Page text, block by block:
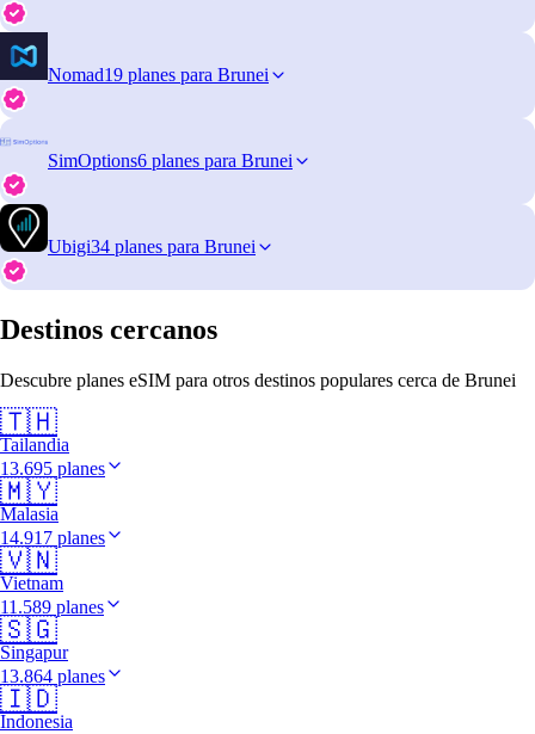
Nomad19 planes para Brunei
SimOptions6 planes para Brunei
Ubigi34 planes para Brunei
Destinos cercanos
Descubre planes eSIM para otros destinos populares cerca de Brunei
🇹🇭
Tailandia
13.695 planes
🇲🇾
Malasia
14.917 planes
🇻🇳
Vietnam
11.589 planes
🇸🇬
Singapur
13.864 planes
🇮🇩
Indonesia